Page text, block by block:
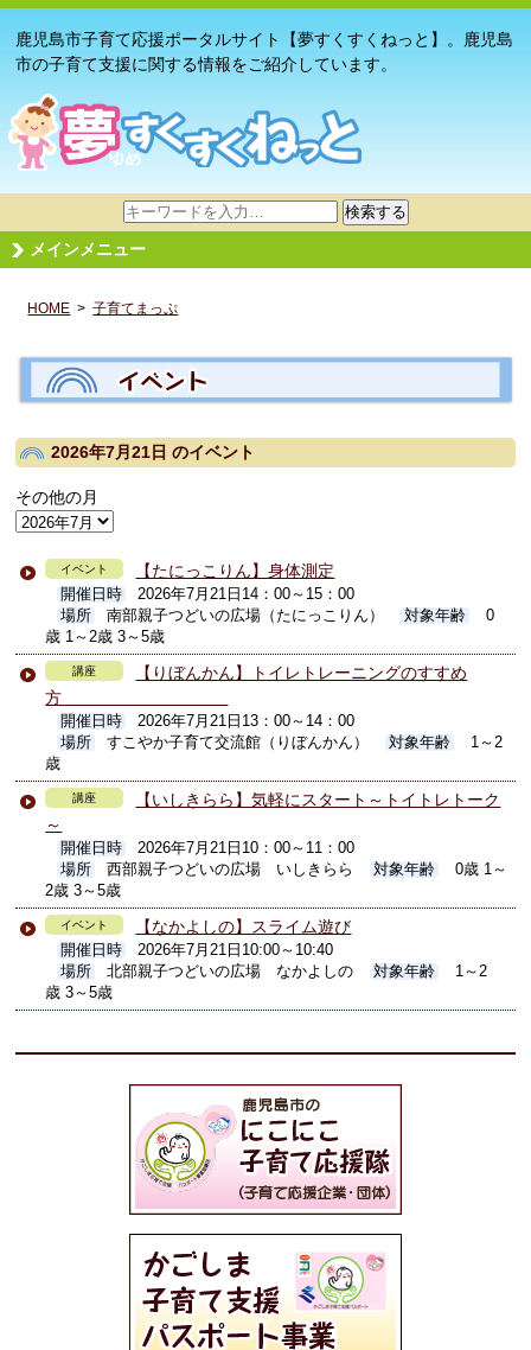
鹿児島市子育て応援ポータルサイト【夢すくすくねっと】。鹿児島
市の子育て支援に関する情報をご紹介しています。
サ
イ
ト
検
検索する
メインメニュー
HOME >子育てまっぷ
2026年7月21日のイベント
その他の月
イベント 【たにっこりん】身体測定
開催日時
2026年7月21日14：00～15：00
場所
南部親子つどいの広場（たにっこりん） 対象年齢
0
歳 1～2歳 3～5歳
講座
【りぼんかん】トイレトレーニングのすすめ
方
開催日時
2026年7月21日13：00～14：00
場所
すこやか子育て交流館（りぼんかん） 対象年齢
1～2
歳
講座
【いしきらら】気軽にスタート～トイトレトーク
～
開催日時
2026年7月21日10：00～11：00
場所
西部親子つどいの広場 いしきらら 対象年齢
0歳 1～
2歳 3～5歳
イベント 【なかよしの】スライム遊び
開催日時
2026年7月21日10:00～10:40
場所
北部親子つどいの広場 なかよしの 対象年齢
1～2
歳 3～5歳